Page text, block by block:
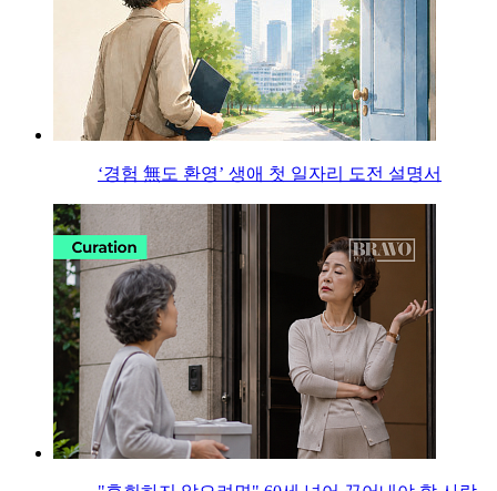
‘경험 無도 환영’ 생애 첫 일자리 도전 설명서